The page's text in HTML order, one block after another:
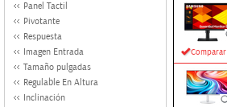
Panel Tactil
Pivotante
Respuesta
Imagen Entrada
Tamaño pulgadas
Regulable En Altura
Inclinación
Comparar